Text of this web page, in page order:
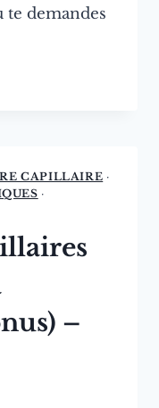
te demandes
CAPILLAIRE ·
·
–